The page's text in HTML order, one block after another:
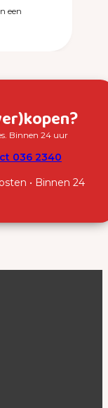
een
Binnen 24 uur
036 2340
• Binnen 24